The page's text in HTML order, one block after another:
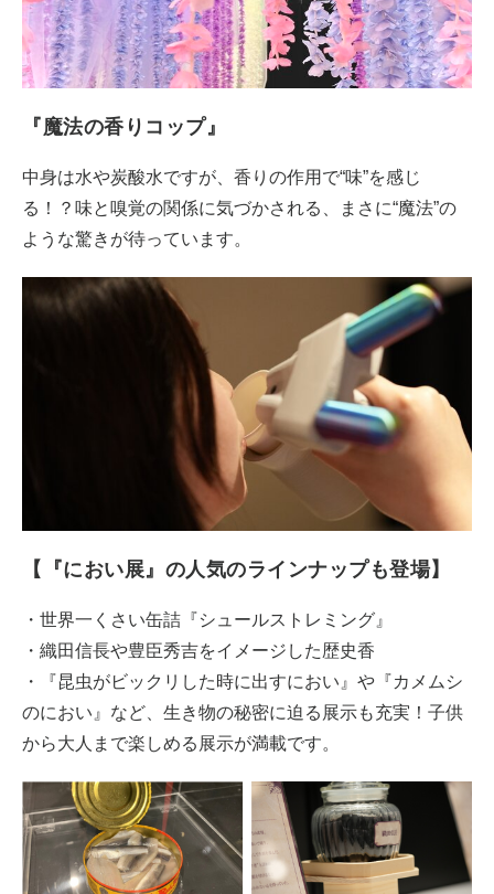
『魔法の香りコップ』
中身は水や炭酸水ですが、香りの作用で“味”を感じ
る！？味と嗅覚の関係に気づかされる、まさに“魔法”の
ような驚きが待っています。
【『におい展』の人気のラインナップも登場】
・世界一くさい缶詰『シュールストレミング』
・織田信長や豊臣秀吉をイメージした歴史香
・『昆虫がビックリした時に出すにおい』や『カメムシ
のにおい』など、生き物の秘密に迫る展示も充実！子供
から大人まで楽しめる展示が満載です。